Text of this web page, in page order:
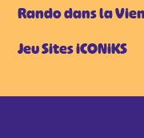
Rando dans la
Jeu Sites iCONiKS